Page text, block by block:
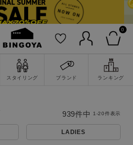
0
スタイリング ブランド ランキング
LADIES
939件中 1-20件表示